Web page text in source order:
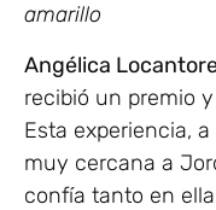
amarillo
Angélica
recibió un premio
Esta experiencia,
muy cercana a
confía tanto en